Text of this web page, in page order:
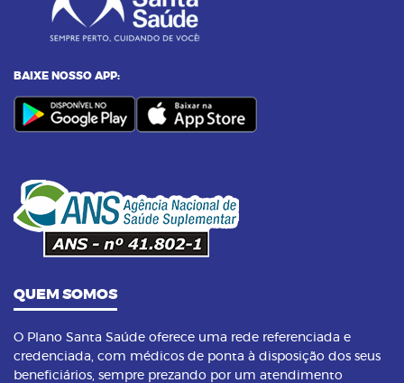
BAIXE NOSSO APP:
QUEM SOMOS
O Plano Santa Saúde oferece uma rede referenciada e
credenciada, com médicos de ponta à disposição dos seus
beneficiários, sempre prezando por um atendimento